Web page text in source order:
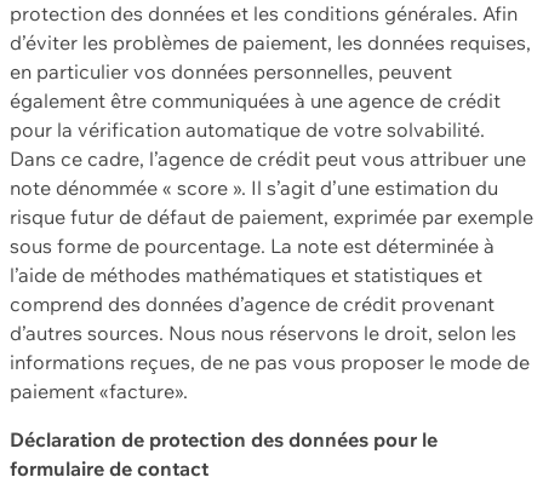
protection des données et les conditions générales. Afin
d’éviter les problèmes de paiement, les données requises,
en particulier vos données personnelles, peuvent
également être communiquées à une agence de crédit
pour la vérification automatique de votre solvabilité.
Dans ce cadre, l’agence de crédit peut vous attribuer une
note dénommée « score ». Il s’agit d’une estimation du
risque futur de défaut de paiement, exprimée par exemple
sous forme de pourcentage. La note est déterminée à
l’aide de méthodes mathématiques et statistiques et
comprend des données d’agence de crédit provenant
d’autres sources. Nous nous réservons le droit, selon les
informations reçues, de ne pas vous proposer le mode de
paiement «facture».
Déclaration de protection des données pour le
formulaire de contact